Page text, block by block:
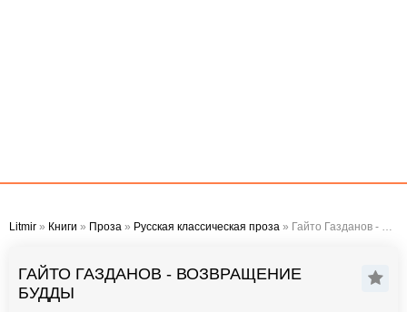
Litmir » Книги » Проза » Русская классическая проза » Гайто Газданов - Возвращение Будды
ГАЙТО ГАЗДАНОВ - ВОЗВРАЩЕНИЕ
БУДДЫ